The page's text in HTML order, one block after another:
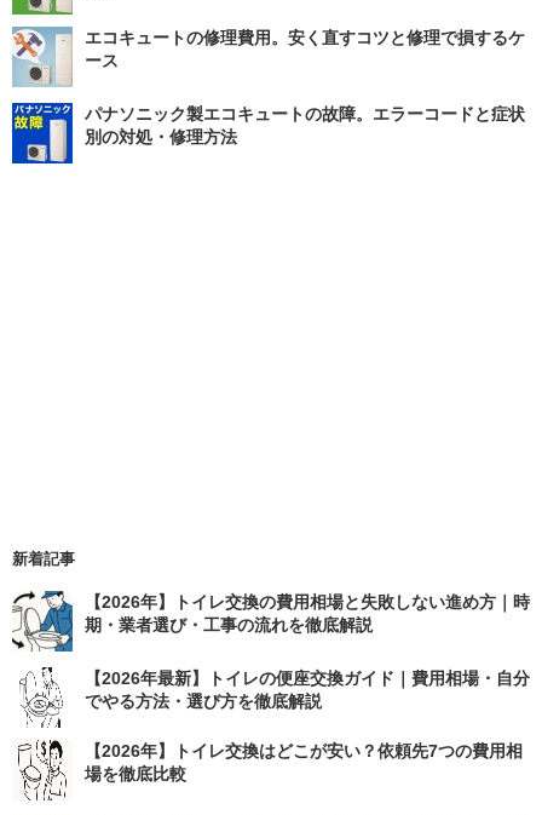
エコキュートの修理費用。安く直すコツと修理で損するケ
ース
パナソニック製エコキュートの故障。エラーコードと症状
別の対処・修理方法
新着記事
【2026年】トイレ交換の費用相場と失敗しない進め方｜時
期・業者選び・工事の流れを徹底解説
【2026年最新】トイレの便座交換ガイド｜費用相場・自分
でやる方法・選び方を徹底解説
【2026年】トイレ交換はどこが安い？依頼先7つの費用相
場を徹底比較